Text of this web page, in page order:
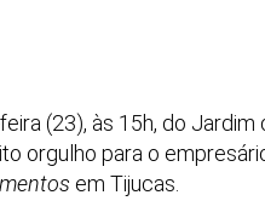
(23), às 15h, do
orgulho para o
em Tijucas.